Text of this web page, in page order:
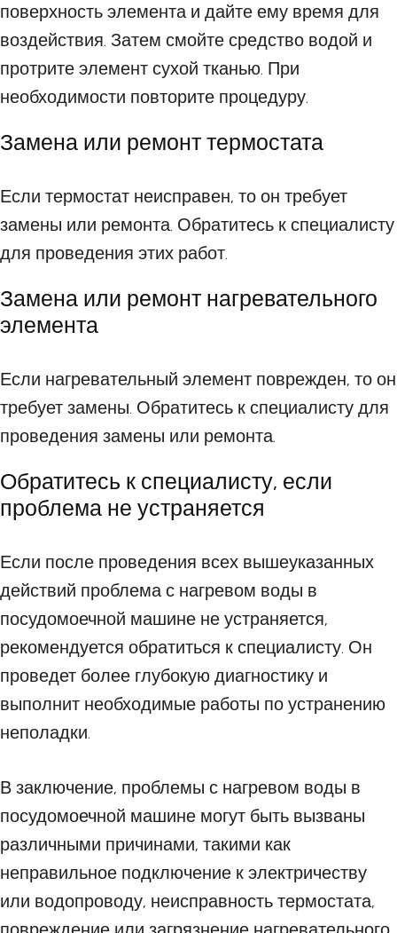
поверхность элемента и дайте ему время для
воздействия. Затем смойте средство водой и
протрите элемент сухой тканью. При
необходимости повторите процедуру.
Замена или ремонт термостата
Если термостат неисправен, то он требует
замены или ремонта. Обратитесь к специалисту
для проведения этих работ.
Замена или ремонт нагревательного
элемента
Если нагревательный элемент поврежден, то он
требует замены. Обратитесь к специалисту для
проведения замены или ремонта.
Обратитесь к специалисту, если
проблема не устраняется
Если после проведения всех вышеуказанных
действий проблема с нагревом воды в
посудомоечной машине не устраняется,
рекомендуется обратиться к специалисту. Он
проведет более глубокую диагностику и
выполнит необходимые работы по устранению
неполадки.
В заключение, проблемы с нагревом воды в
посудомоечной машине могут быть вызваны
различными причинами, такими как
неправильное подключение к электричеству
или водопроводу, неисправность термостата,